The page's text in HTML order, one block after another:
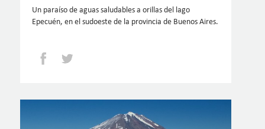
Un paraíso de aguas saludables a orillas del lago
Epecuén, en el sudoeste de la provincia de Buenos Aires.
Facebook